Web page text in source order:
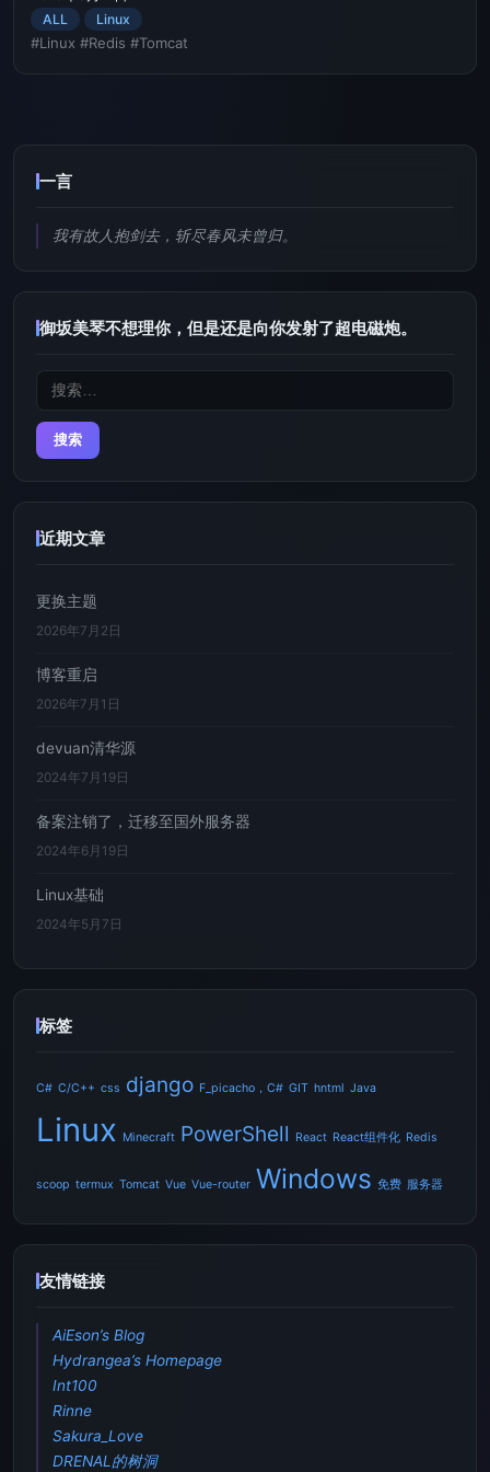
ALL Linux
#Linux #Redis #Tomcat
一言
我有故人抱剑去，斩尽春风未曾归。
御坂美琴不想理你，但是还是向你发射了超电磁炮。
搜
近期文章
更换主题
2026年7月2日
博客重启
2026年7月1日
devuan清华源
2024年7月19日
备案注销了，迁移至国外服务器
2024年6月19日
Linux基础
2024年5月7日
标签
C# C/C++ css django F_picacho，C# GIT hntml Java
Linux Minecraft PowerShell React React组件化 Redis
scoop termux Tomcat Vue Vue-router Windows 免费 服务器
友情链接
AiEson’s Blog
Hydrangea’s Homepage
Int100
Rinne
Sakura_Love
DRENAL的树洞